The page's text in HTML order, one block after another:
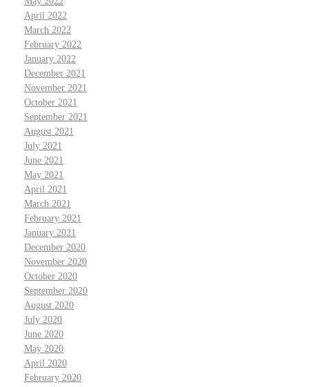
April 2022
March 2022
February 2022
January 2022
December 2021
November 2021
October 2021
September 2021
August 2021
July 2021
June 2021
May 2021
April 2021
March 2021
February 2021
January 2021
December 2020
November 2020
October 2020
September 2020
August 2020
July 2020
June 2020
May 2020
April 2020
February 2020